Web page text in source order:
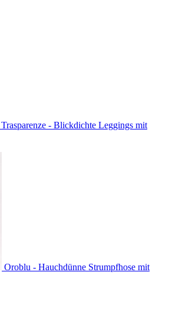
Trasparenze - Blickdichte Leggings mit
Oroblu - Hauchdünne Strumpfhose mit